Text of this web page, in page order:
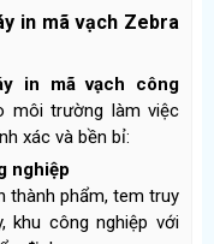
in mã vạch Zebra
in mã vạch công
môi trường làm việc
xác và bền bỉ:
nghiệp
thành phẩm, tem truy
khu công nghiệp với